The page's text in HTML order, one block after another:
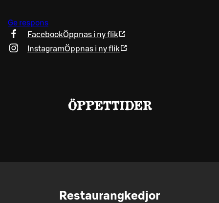
Ge respons
FacebookÖppnas i ny flik
InstagramÖppnas i ny flik
ÖPPETTIDER
Restaurangkedjor